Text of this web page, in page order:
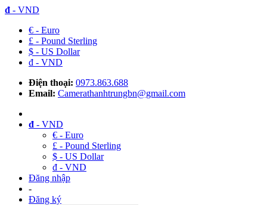
đ - VND
€ - Euro
£ - Pound Sterling
$ - US Dollar
đ - VND
Điện thoại: 0973.863.688
Email: Camerathanhtrungbn@gmail.com
đ - VND
€ - Euro
£ - Pound Sterling
$ - US Dollar
đ - VND
Đăng nhập
-
Đăng ký